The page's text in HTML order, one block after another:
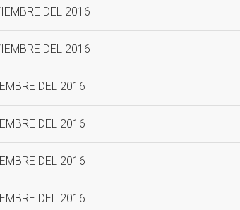
DEL 2016
DEL 2016
DEL 2016
DEL 2016
DEL 2016
DEL 2016